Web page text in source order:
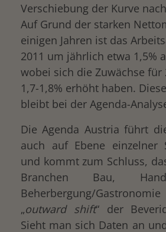
Verschiebung der Kurve
Auf Grund der starken
einigen Jahren ist das
2011 um jährlich etwa 1,5%
wobei sich die Zuwächse für
1,7-1,8% erhöht haben.
bleibt bei der Agenda-
Die Agenda Austria führt
auch auf Ebene einzelner
und kommt zum Schluss,
Branchen Bau,
Beherbergung/
„outward shift“ der
Sieht man sich Daten an